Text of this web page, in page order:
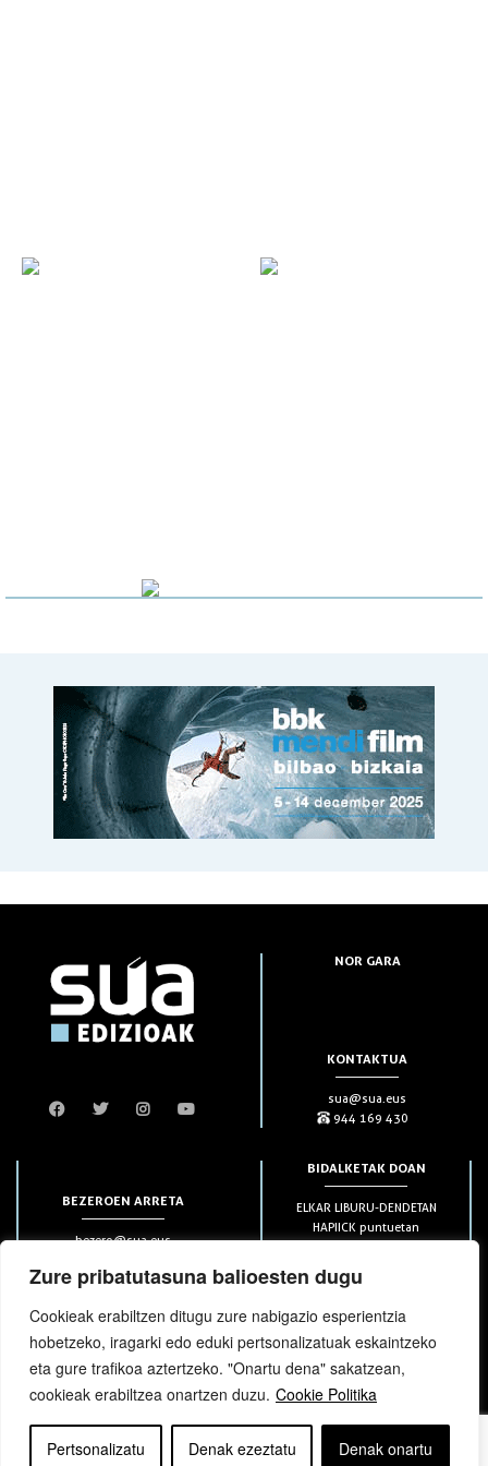
Zure pribatutasuna balioesten dugu
Cookieak erabiltzen ditugu zure nabigazio esperientzia
hobetzeko, iragarki edo eduki pertsonalizatuak eskaintzeko
eta gure trafikoa aztertzeko. "Onartu dena" sakatzean,
cookieak erabiltzea onartzen duzu. Cookie Politika
Pertsonalizatu Denak ezeztatu Denak onartu
NOR GARA
KONTAKTUA
sua@sua.eus
944 169 430
BEZEROEN ARRETA
bezero@sua.eus
HARPIDETZAK
BIDALKETAK DOAN
ELKAR LIBURU-DENDETAN
HAPIICK puntuetan
(soilik penintsulan)